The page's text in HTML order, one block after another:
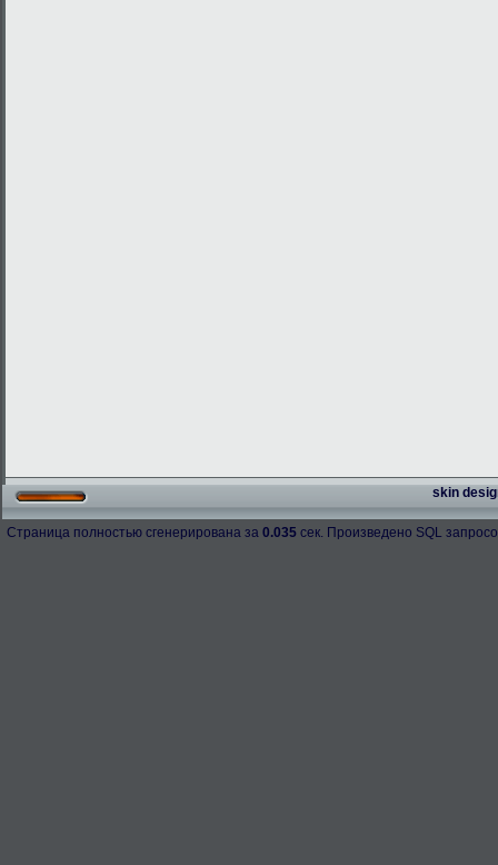
skin
Страница полностью сгенерирована за 0.035 сек. Произведено SQL